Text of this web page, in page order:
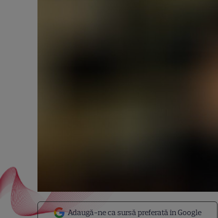
Adaugă-ne ca sursă preferată în Google